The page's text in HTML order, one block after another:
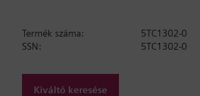
Termék száma:
5TC1302-0
SSN:
5TC1302-0
Kiváltó keresése